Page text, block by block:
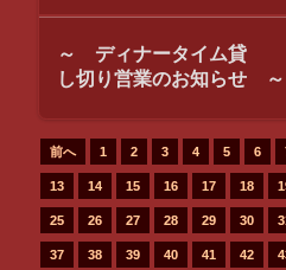
～ ディナータイム貸
し切り営業のお知らせ ～
前へ 1 2 3 4 5 6
13 14 15 16 17 18
25 26 27 28 29 30
37 38 39 40 41 42